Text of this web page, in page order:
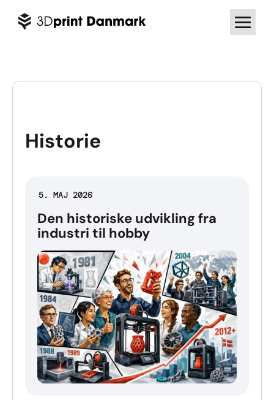
Historie
Den historiske udvikling fra
industri til hobby
5. MAJ 2026